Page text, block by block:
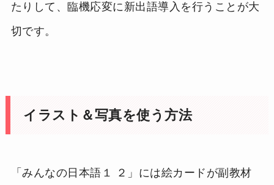
たりして、臨機応変に新出語導入を行うことが大
切です。
イラスト＆写真を使う方法
「みんなの日本語１ ２」には絵カードが副教材